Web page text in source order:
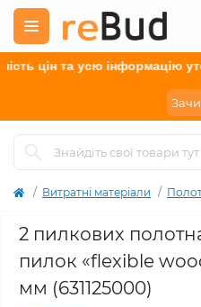
цін та усю інформацію у
Витратні матеріали
2 пилкових
пилок «flexible
мм (631125000)